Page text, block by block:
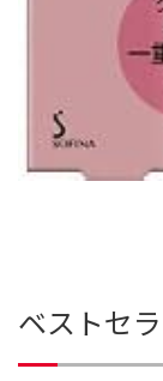
ベストセ